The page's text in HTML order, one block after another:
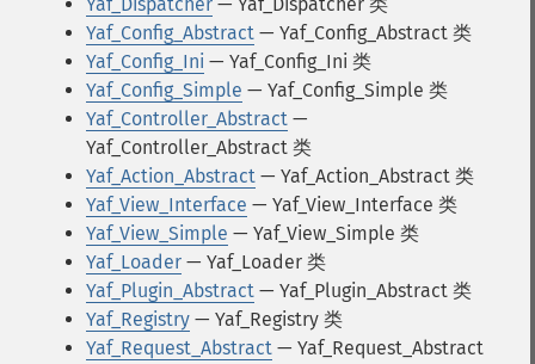
Yaf_Config_Abstract — Yaf_Config_Abstract 类
Yaf_Config_Ini — Yaf_Config_Ini 类
Yaf_Config_Simple — Yaf_Config_Simple 类
Yaf_Controller_Abstract —
Yaf_Controller_Abstract 类
Yaf_Action_Abstract — Yaf_Action_Abstract 类
Yaf_View_Interface — Yaf_View_Interface 类
Yaf_View_Simple — Yaf_View_Simple 类
Yaf_Loader — Yaf_Loader 类
Yaf_Plugin_Abstract — Yaf_Plugin_Abstract 类
Yaf_Registry — Yaf_Registry 类
Yaf_Request_Abstract — Yaf_Request_Abstract